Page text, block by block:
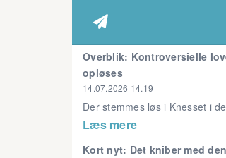

Overblik: Kontroversielle
opløses
14.07.2026 14.19
Der stemmes løs i Knesset i
Læs mere
Kort nyt: Det kniber med